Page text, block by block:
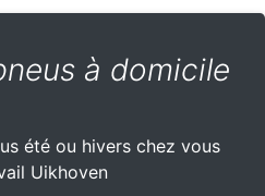
à domicile
été ou hivers chez vous
Uikhoven